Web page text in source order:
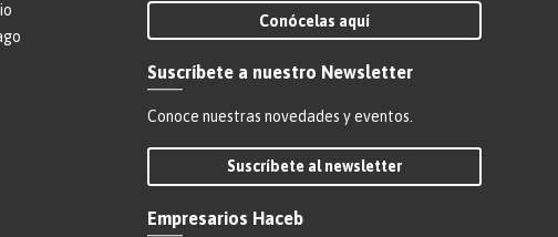
Conócelas aquí
Suscríbete a nuestro Newsletter
Conoce nuestras novedades y eventos.
Suscríbete al newsletter
Empresarios Haceb